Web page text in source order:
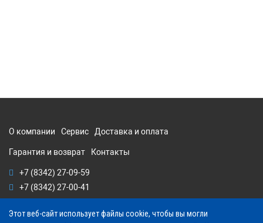
О компании Сервис Доставка и оплата
Гарантия и возврат Контакты
+7 (8342) 27-09-59
+7 (8342) 27-00-41
Этот веб-сайт использует файлы cookie, чтобы вы могли